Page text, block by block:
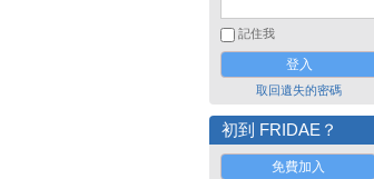
記住我
取回遺失的密碼
初到 FRIDAE？
免費加入